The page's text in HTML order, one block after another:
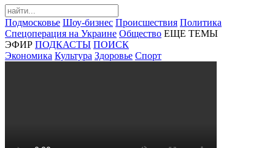
Подмосковье Шоу-бизнес Происшествия Политика
Спецоперация на Украине Общество ЕЩЕ ТЕМЫ
ЭФИР ПОДКАСТЫ ПОИСК
Экономика Культура Здоровье Спорт